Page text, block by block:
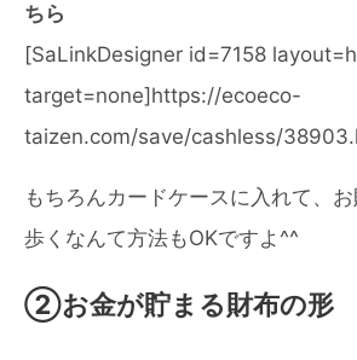
ちら
[SaLinkDesigner id=7158
target=none]https://ecoeco-
taizen.com/save/cashless/
もちろんカードケースに入れて、
歩くなんて方法もOKですよ^^
②お金が貯まる財布の形